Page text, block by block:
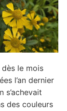
dès le mois
l’an dernier
s’achevait
des couleurs